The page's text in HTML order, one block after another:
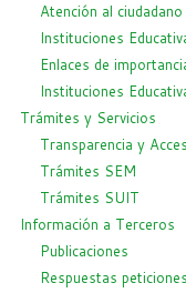
Atención al ciudadano
Instituciones
Enlaces de
Instituciones
Trámites y Servicios
Transparencia y
Trámites SEM
Trámites SUIT
Información a Terceros
Publicaciones
Respuestas